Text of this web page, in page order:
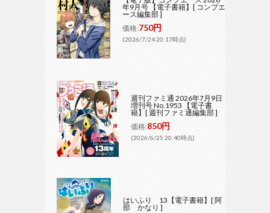
年9月号 【電子書籍】[ コンプエ
ース編集部 ]
価格:750円
(2026/7/24 20:17時点)
週刊ファミ通 2026年7月9日
増刊号 No.1953 【電子書
籍】[ 週刊ファミ通編集部 ]
価格:850円
(2026/6/25 20:40時点)
はいふり 13【電子書籍】[ 阿
部 かなり ]